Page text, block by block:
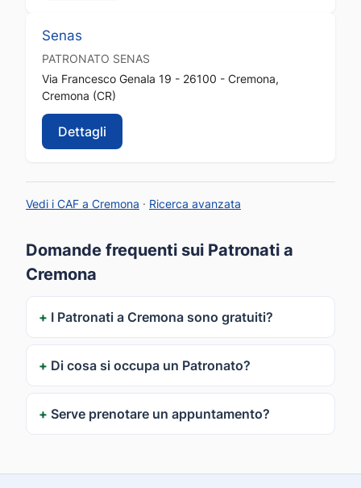
Senas
PATRONATO SENAS
Via Francesco Genala 19 - 26100 - Cremona,
Cremona (CR)
Dettagli
Vedi i CAF a Cremona · Ricerca avanzata
Domande frequenti sui Patronati a
Cremona
I Patronati a Cremona sono gratuiti?
Di cosa si occupa un Patronato?
Serve prenotare un appuntamento?